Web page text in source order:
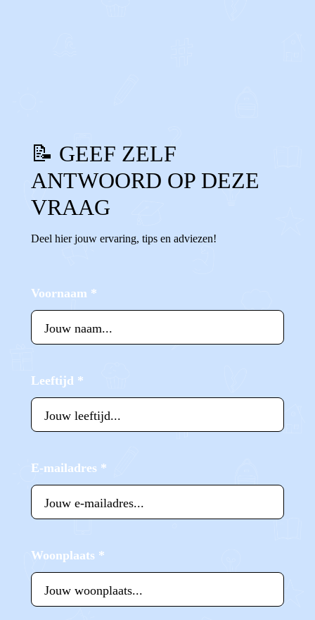
📝 GEEF ZELF
ANTWOORD OP DEZE
VRAAG
Deel hier jouw ervaring, tips en adviezen!
Voornaam *
Leeftijd *
E-mailadres *
Woonplaats *